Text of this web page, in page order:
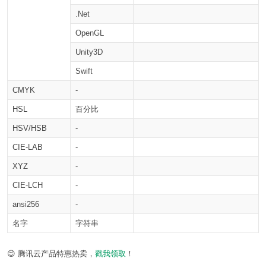
.Net
OpenGL
Unity3D
Swift
CMYK -
HSL 百分比
HSV/HSB -
CIE-LAB -
XYZ -
CIE-LCH -
ansi256 -
名字 字符串
😉 腾讯云产品特惠热卖， 戳我领取 ！